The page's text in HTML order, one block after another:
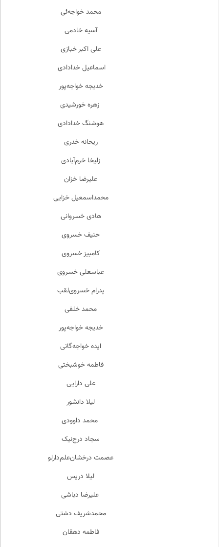
محمد خواجه‌ئی
آسیه خادمی
علی اکبر خبازی
اسماعیل خدادادی
خدیجه خواجه‌پور
زهره خورشیدی
هوشنگ خدادادی
ریحانه خدری
زلیخا خرم‌آبادی
علیرضا خزان
محمداسمعیل خزایی
هادی خسروانی
حنیف خسروی
کامبیز خسروی
عباسعلی خسروی
پدرام خسروی‌لقب
محمد خلفی
خدیجه خواجه‌پور
ایده خواجه‌گانی
فاطمه خوشبختی
علی دارایی
لیلا دانشور
محمد داوودی
سجاد درج‌نیک
عصمت درخشان‌علم‌دارلو
لیلا دریس
علیرضا دباشی
محمدشریف دشتی
فاطمه دهقان